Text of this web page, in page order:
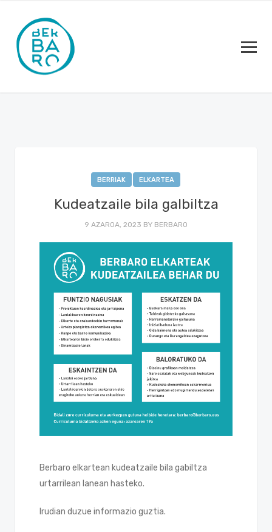
BERRIAK ELKARTEA
Kudeatzaile bila galbiltza
9 AZAROA, 2023 BY BERBARO
Berbaro elkartean kudeatzaile bila gabiltza
urtarrilean lanean hasteko.
Irudian duzue informazio guztia.